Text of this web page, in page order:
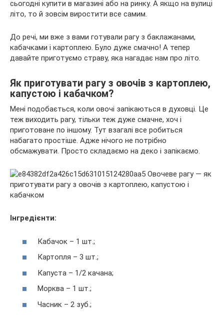
сьогодні купити в магазині або на ринку. А якщо на вулиці
літо, то й зовсім виростити все самим.
До речі, ми вже з вами готували рагу з баклажанами,
кабачками і картоплею. Було дуже смачно! А тепер
давайте приготуємо страву, яка нагадає нам про літо.
Як приготувати рагу з овочів з картоплею,
капустою і кабачком?
Мені подобається, коли овочі запікаються в духовці. Це
теж виходить рагу, тільки теж дуже смачне, хоч і
приготоване по іншому. Тут взагалі все робиться
набагато простіше. Адже нічого не потрібно
обсмажувати. Просто складаємо на деко і запікаємо.
Інгредієнти:
Кабачок – 1 шт.;
Картопля – 3 шт.;
Капуста – 1/2 качана;
Морква – 1 шт.;
Часник – 2 зуб.;